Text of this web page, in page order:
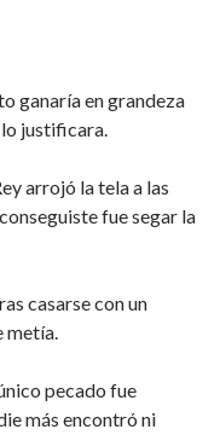
ganaría en grandeza
justificara.
arrojó la tela a las
fue segar la
casarse con un
metía.
pecado fue
más encontró ni